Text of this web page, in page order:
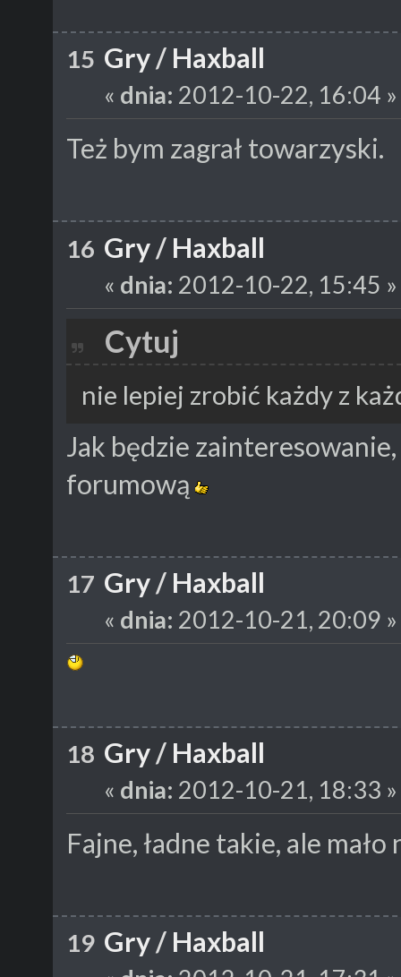
15 Gry/ Haxball
« dnia: 2012-10-22, 16:04 »
Też bym zagrał towarzyski.
16 Gry/ Haxball
« dnia: 2012-10-22, 15:45 »
Cytuj
nie lepiej zrobić każdy z
Jak będzie
forumową
17 Gry/ Haxball
« dnia: 2012-10-21, 20:09 »
18 Gry/ Haxball
« dnia: 2012-10-21, 18:33 »
Fajne, ładne takie, ale
19 Gry/ Haxball